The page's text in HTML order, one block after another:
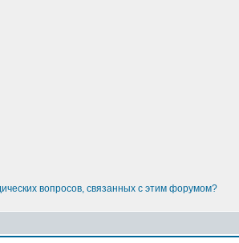
вопросов, связанных с этим форумом?